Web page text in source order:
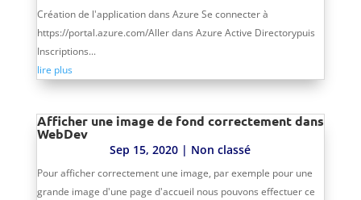
Création de l'application dans Azure Se connecter à
https://portal.azure.com/Aller dans Azure Active Directorypuis
Inscriptions...
lire plus
Afficher une image de fond correctement dans
WebDev
Sep 15, 2020 | Non classé
Pour afficher correctement une image, par exemple pour une
grande image d'une page d'accueil nous pouvons effectuer ce